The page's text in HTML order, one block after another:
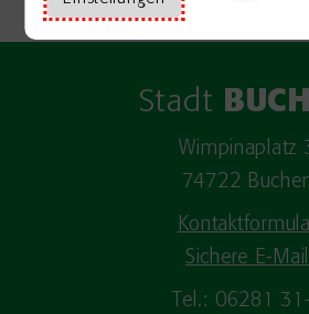
Stadt
Wimpinaplatz
74722
Sichere E-Mail
Tel.: 06281